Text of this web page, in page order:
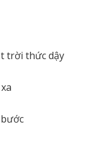
trời thức dậy